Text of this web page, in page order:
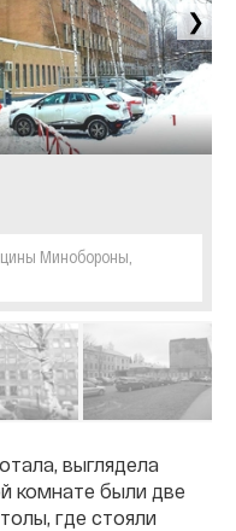
Минобороны,
❯
выглядела
комнате были две
где стояли